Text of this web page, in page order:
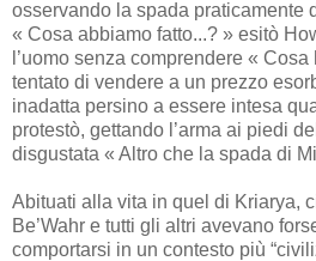
osservando la spada praticamente
« Cosa abbiamo fatto...? » esitò
l’uomo senza comprendere «
tentato di vendere a un prezzo
inadatta persino a essere intesa
protestò, gettando l’arma ai piedi
disgustata « Altro che la spada di
Abituati alla vita in quel di Kriarya,
Be’Wahr e tutti gli altri avevano
comportarsi in un contesto più